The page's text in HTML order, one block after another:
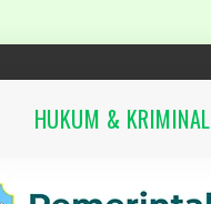
HUKUM & KRIMINAL